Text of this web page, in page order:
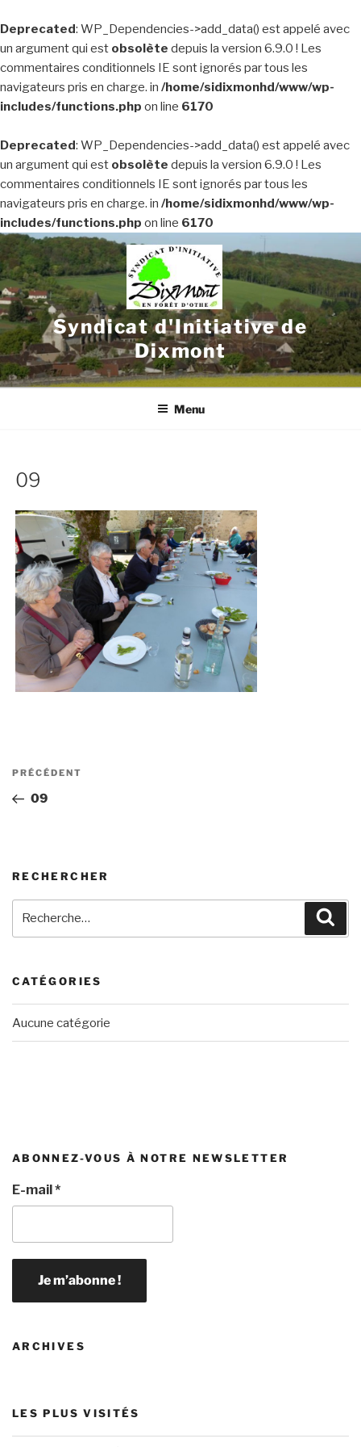
Deprecated: WP_Dependencies->add_data() est appelé avec
un argument qui est obsolète depuis la version 6.9.0 ! Les
commentaires conditionnels IE sont ignorés par tous les
navigateurs pris en charge. in /home/sidixmonhd/www/wp-
includes/functions.php on line 6170
Deprecated: WP_Dependencies->add_data() est appelé avec
un argument qui est obsolète depuis la version 6.9.0 ! Les
commentaires conditionnels IE sont ignorés par tous les
navigateurs pris en charge. in /home/sidixmonhd/www/wp-
includes/functions.php on line 6170
Aller
au
contenu
principal
Syndicat d'Initiative de
Dixmont
Menu
09
Navigation
l’article
Article
précédent
PRÉCÉDENT
09
RECHERCHER
CATÉGORIES
Aucune catégorie
ABONNEZ-VOUS À NOTRE NEWSLETTER
E-mail*
ARCHIVES
LES PLUS VISITÉS